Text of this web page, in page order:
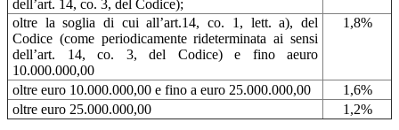
dell’art. 14, co. 3, del Codice);
oltre la soglia di cui all’art.14, co. 1, lett. a), del
Codice (come periodicamente rideterminata ai sensi
dell’art. 14, co. 3, del Codice) e fino aeuro
10.000.000,00
1,8%
oltre euro 10.000.000,00 e fino a euro 25.000.000,00
1,6%
oltre euro 25.000.000,00
1,2%